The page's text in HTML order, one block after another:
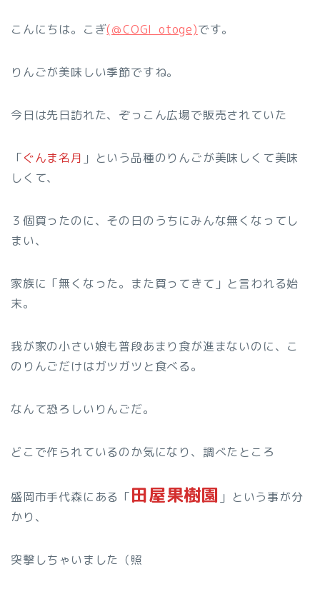
こんにちは。こぎ(＠COGI_otoge)です。
りんごが美味しい季節ですね。
今日は先日訪れた、ぞっこん広場で販売されていた
「ぐんま名月 」という品種のりんごが美味しくて美味
しくて、
３個買ったのに、その日のうちにみんな無くなってし
まい、
家族に「無くなった。また買ってきて」と言われる始
末。
我が家の小さい娘も普段あまり食が進まないのに、こ
のりんごだけはガツガツと食べる。
なんて恐ろしいりんごだ。
どこで作られているのか気になり、調べたところ
盛岡市手代森にある「田屋果樹園 」という事が分
かり、
突撃しちゃいました（照